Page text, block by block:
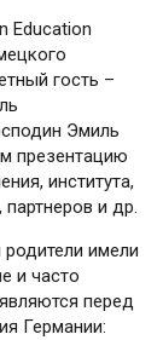
Education
гость –
Эмиль
презентацию
института,
и др.
имели
и часто
перед
Германии: